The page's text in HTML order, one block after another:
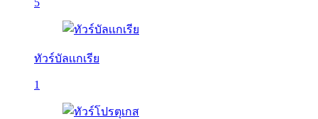
5
ทัวร์บัลเเกเรีย
1